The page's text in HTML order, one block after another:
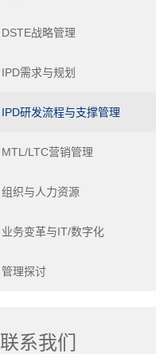
DSTE战略管理
IPD需求与规划
IPD研发流程与支撑管理
MTL/LTC营销管理
组织与人力资源
业务变革与IT/数字化
管理探讨
联系我们